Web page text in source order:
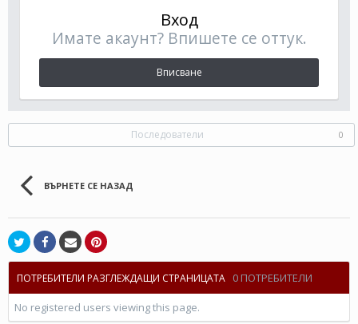
Вход
Имате акаунт? Впишете се оттук.
Вписване
Последователи 0
ВЪРНЕТЕ СЕ НАЗАД
ПОТРЕБИТЕЛИ РАЗГЛЕЖДАЩИ СТРАНИЦАТА 0 ПОТРЕБИТЕЛИ
No registered users viewing this page.